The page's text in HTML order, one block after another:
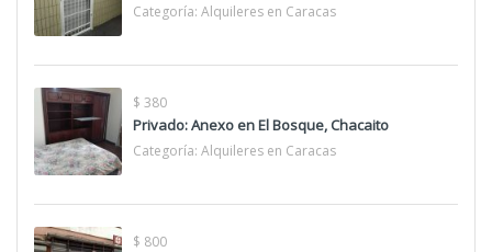
Categoría: Alquileres en Caracas
$ 380
Privado: Anexo en El Bosque, Chacaito
Categoría: Alquileres en Caracas
$ 800